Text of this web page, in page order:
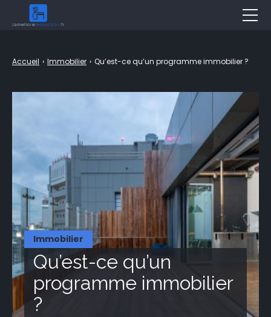
Immobilier
Qu’est-ce qu’un
programme immobilier
?
Accueil › Immobilier › Qu’est-ce qu’un programme immobilier ?
Jardin
Aménagement
Entretien
Piscine & Spa
Assurance
Immobilier
CONTACT